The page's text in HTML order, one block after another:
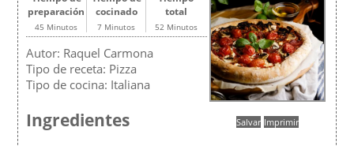
Salvar Imprimir
preparación
45 Minutos
cocinado
7 Minutos
total
52 Minutos
Autor: Raquel Carmona
Tipo de receta: Pizza
Tipo de cocina: Italiana
Ingredientes